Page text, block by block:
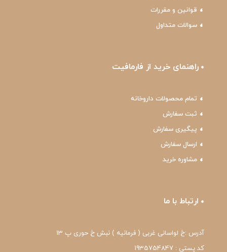
قوانین و مقررات
سوالات متداول
راهنمای خرید از فارمافیت
تمام محصولات داروخانه
ثبت سفارش
پیگیری سفارش
ارسال سفارش
مشاوره خرید
ارتباط با ما
آدرس :خ لواسانی غربی ( فرمانیه ) نبش خ حوری پ 13
کد پستی : 1935754847